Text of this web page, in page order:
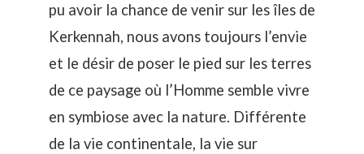
pu avoir la chance de venir sur les îles de
Kerkennah, nous avons toujours l’envie
et le désir de poser le pied sur les terres
de ce paysage où l’Homme semble vivre
en symbiose avec la nature. Différente
de la vie continentale, la vie sur